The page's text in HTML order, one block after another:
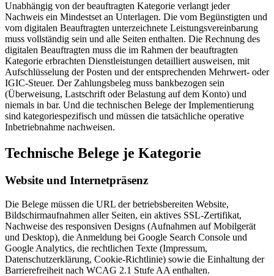
Unabhängig von der beauftragten Kategorie verlangt jeder
Nachweis ein Mindestset an Unterlagen. Die vom Begünstigten und
vom digitalen Beauftragten unterzeichnete Leistungsvereinbarung
muss vollständig sein und alle Seiten enthalten. Die Rechnung des
digitalen Beauftragten muss die im Rahmen der beauftragten
Kategorie erbrachten Dienstleistungen detailliert ausweisen, mit
Aufschlüsselung der Posten und der entsprechenden Mehrwert- oder
IGIC-Steuer. Der Zahlungsbeleg muss bankbezogen sein
(Überweisung, Lastschrift oder Belastung auf dem Konto) und
niemals in bar. Und die technischen Belege der Implementierung
sind kategoriespezifisch und müssen die tatsächliche operative
Inbetriebnahme nachweisen.
Technische Belege je Kategorie
Website und Internetpräsenz
Die Belege müssen die URL der betriebsbereiten Website,
Bildschirmaufnahmen aller Seiten, ein aktives SSL-Zertifikat,
Nachweise des responsiven Designs (Aufnahmen auf Mobilgerät
und Desktop), die Anmeldung bei Google Search Console und
Google Analytics, die rechtlichen Texte (Impressum,
Datenschutzerklärung, Cookie-Richtlinie) sowie die Einhaltung der
Barrierefreiheit nach WCAG 2.1 Stufe AA enthalten.